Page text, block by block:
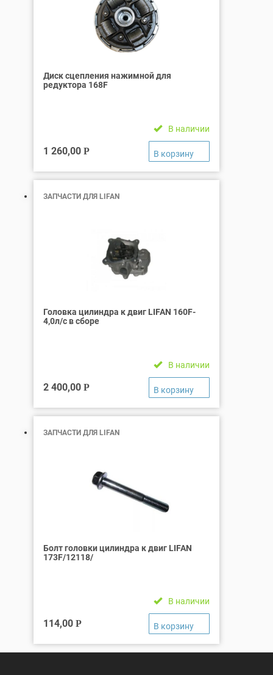
Диск сцепления нажимной для
редуктора 168F
В наличии
1 260,00 Р
ЗАПЧАСТИ ДЛЯ LIFAN
Головка цилиндра к двиг LIFAN 160F-
4,0л/с в сборе
В наличии
2 400,00 Р
ЗАПЧАСТИ ДЛЯ LIFAN
Болт головки цилиндра к двиг LIFAN
173F/12118/
В наличии
114,00 Р